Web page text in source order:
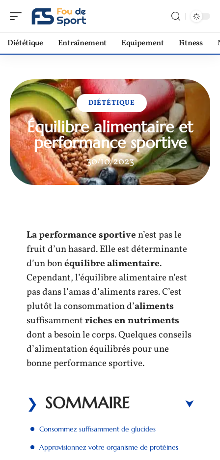
Diététique Entraînement Equipement Fitness
DIÉTÉTIQUE
Équilibre alimentaire et
performance sportive
30/10/2023
La performance sportiven’est pas le
fruit d’un hasard. Elle est déterminante
d’un bonéquilibrealimentaire.
Cependant, l’équilibre alimentaire n’est
pas dans l’amas d’aliments rares. C’est
plutôt la consommation d’aliments
suffisammentriches en nutriments
dont a besoin le corps. Quelques conseils
d’alimentation équilibrés pour une
bonne performance sportive.
SOMMAIRE
Consommez suffisamment de glucides
Approvisionnez votre organisme de protéines